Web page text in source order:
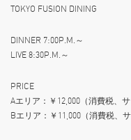
TOKYO FUSION DINING
DINNER 7:00P.M.～
LIVE 8:30P.M.～
PRICE
Aエリア：￥12,000（消費税、サ
Bエリア：￥11,000（消費税、